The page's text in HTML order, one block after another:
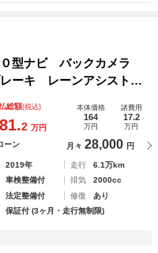
型ナビ バックカメラ
レーキ レーンアシスト
ランスソナー フルセ
ＥＴＣ オートライト
総額(税込)
2 万円
本体価格
164
万円
諸費用
17.2
万円
ーン 月々 28,000 円
2019年 走行
6.1万km
車検整備付 排気
2000cc
法定整備付 修復
あり
保証付 (3ヶ月・走行無制限)